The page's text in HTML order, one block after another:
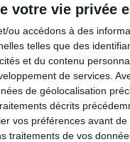
votre vie privée
ou accédons à des
telles que des
et du contenu
de services.
de géolocalisation
décrits
vos préférences avant
traitements de vos
PAYANTS
3
VS
TOTAL
2
COMPÉTITIONS
PAR COMPÉTITIONS